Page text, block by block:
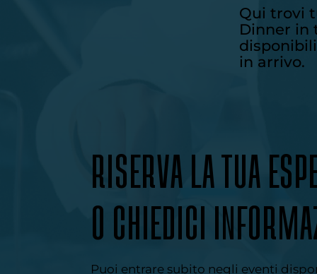
Qui trovi
Dinner in
in arrivo.
RISERVA LA TUA
O CHIEDICI
Puoi entrare subito negli eventi